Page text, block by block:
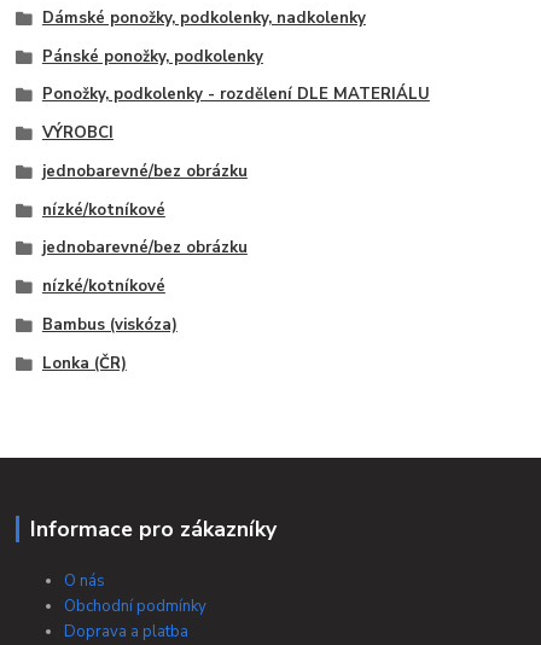
Dámské ponožky, podkolenky, nadkolenky
Pánské ponožky, podkolenky
Ponožky, podkolenky - rozdělení DLE MATERIÁLU
VÝROBCI
jednobarevné/bez obrázku
nízké/kotníkové
jednobarevné/bez obrázku
nízké/kotníkové
Bambus (viskóza)
Lonka (ČR)
Informace pro zákazníky
O nás
Obchodní podmínky
Doprava a platba